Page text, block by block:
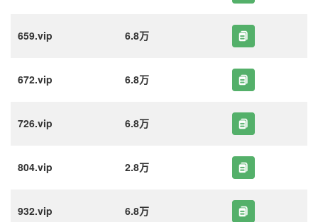
659.vip 6.8万
672.vip 6.8万
726.vip 6.8万
804.vip 2.8万
932.vip 6.8万